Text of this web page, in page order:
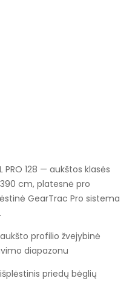
PRO 128 — aukštos klasės
cm, platesnė pro
GearTrac Pro sistema
profilio žvejybinė
diapazonu
priedų bėglių